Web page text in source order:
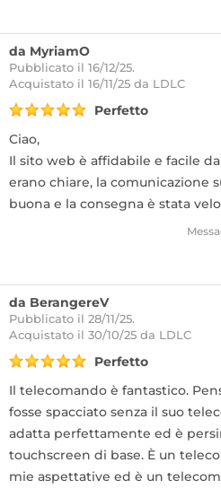
da MyriamO
Pubblicato il 16/12/25.
Acquistato il 16/11/25 da LDLC
Perfetto
Ciao,
Il sito web è affidabile e facile
erano chiare, la comunicazione
buona e la consegna è stata
da BerangereV
Pubblicato il 28/11/25.
Acquistato il 30/10/25 da LDLC
Perfetto
Il telecomando è fantastico.
fosse spacciato senza il suo
adatta perfettamente ed è
touchscreen di base. È un
mie aspettative ed è un